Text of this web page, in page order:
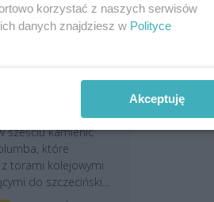
remont
kamienic,
budynków w
wykonawców
sześciu kamienic
które
z torami kolejowymi
do szczeciński...
korzystać z naszych serwisów
danych znajdziesz w Polityce
Akceptuję